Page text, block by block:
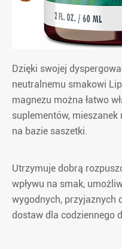
Dzięki swojej
neutralnemu smakowi
magnezu można łatwo
suplementów,
na bazie saszetki.
Utrzymuje dobrą
wpływu na smak,
wygodnych, przyjaznych
dostaw dla codziennego